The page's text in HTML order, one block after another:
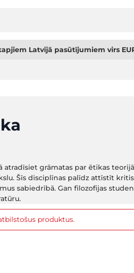
Latvijā pasūtījumiem virs
atradīsiet grāmatas par ētikas
Šīs disciplīnas palīdz attīstīt
sabiedrībā. Gan filozofijas
produktus.